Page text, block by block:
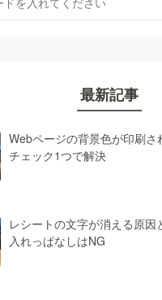
最新記事
Webページの背景色が印刷さ
チェック1つで解決
レシートの文字が消える原因
入れっぱなしはNG